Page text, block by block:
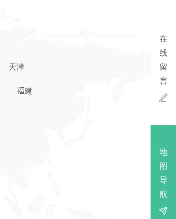
在
线
留
言

地
图
导
航

天津
福建